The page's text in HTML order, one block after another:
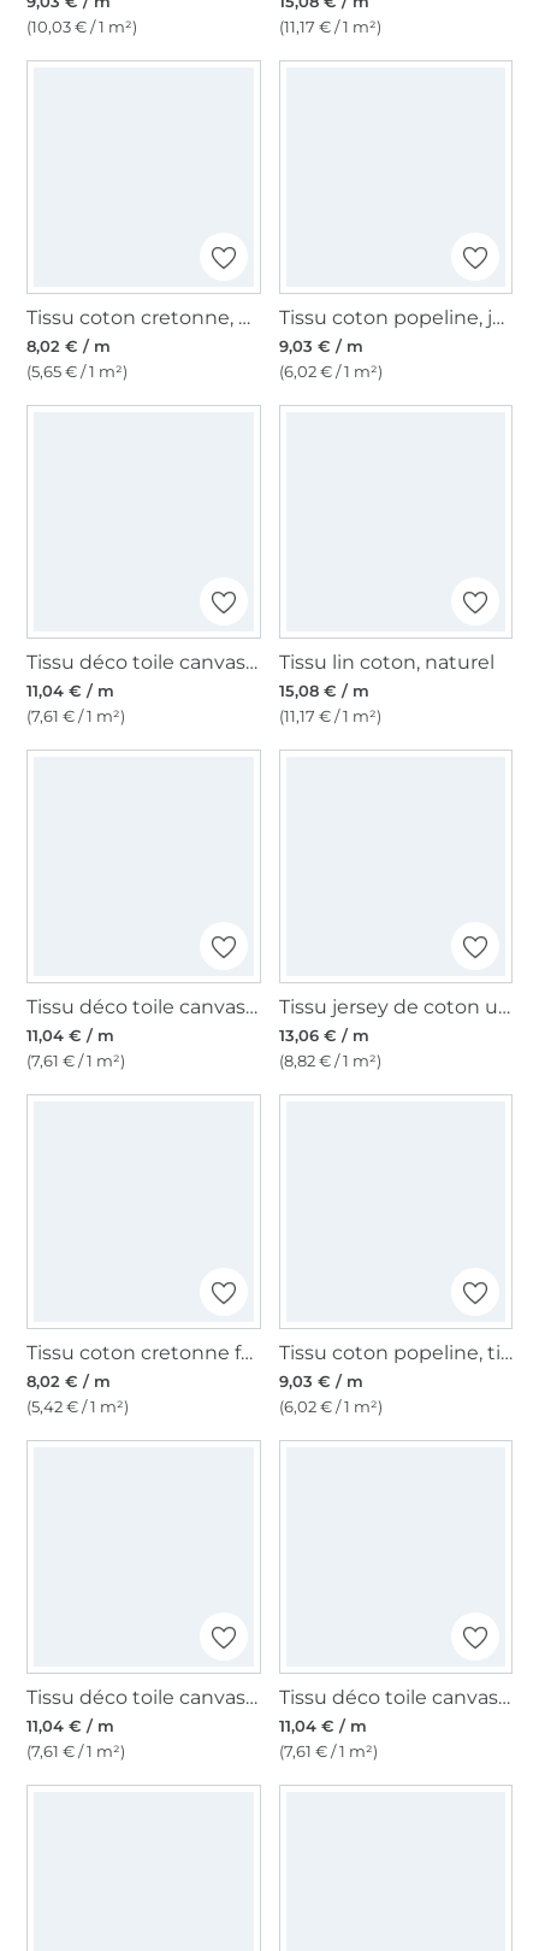
(10,03 € / 1 m²)
(11,17 € / 1 m²)
Tissu coton cretonne, bleu ciel
8,02 € / m
(5,65 € / 1 m²)
Tissu coton popeline, jaune citron
9,03 € / m
(6,02 € / 1 m²)
Tissu déco toile canvas uni, rouge
11,04 € / m
(7,61 € / 1 m²)
Tissu lin coton, naturel
15,08 € / m
(11,17 € / 1 m²)
Tissu déco toile canvas uni, blanc cassé
11,04 € / m
(7,61 € / 1 m²)
Tissu jersey de coton uni, vert gazon
13,06 € / m
(8,82 € / 1 m²)
Tissu coton cretonne fanion, jaune
8,02 € / m
(5,42 € / 1 m²)
Tissu coton popeline, tilleul clair
9,03 € / m
(6,02 € / 1 m²)
Tissu déco toile canvas uni, vert pomme
11,04 € / m
(7,61 € / 1 m²)
Tissu déco toile canvas uni, beige foncé
11,04 € / m
(7,61 € / 1 m²)